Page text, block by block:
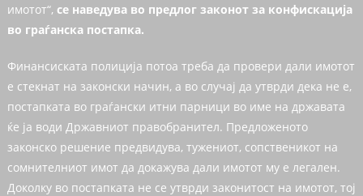
имотот“, се наведува во предлог законот за конфискација
во граѓанска постапка.
Финансиската полиција потоа треба да провери дали имотот
е стекнат на законски начин, а во случај да утврди дека не е,
постапката во граѓански итни парници во име на државата
ќе ја води Државниот правобранител. Предложеното
законско решение предвидува, тужениот, сопственикот на
сомнителниот имот да докажува дали имотот му е легален.
Доколку во постапката не се утврди законитост на имотот, тој